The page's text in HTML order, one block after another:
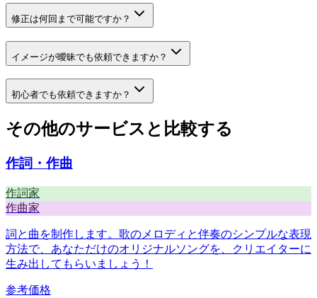
修正は何回まで可能ですか？
イメージが曖昧でも依頼できますか？
初心者でも依頼できますか？
その他のサービスと比較する
作詞・作曲
作詞家
作曲家
詞と曲を制作します。歌のメロディと伴奏のシンプルな表現
方法で、あなただけのオリジナルソングを、クリエイターに
生み出してもらいましょう！
参考価格